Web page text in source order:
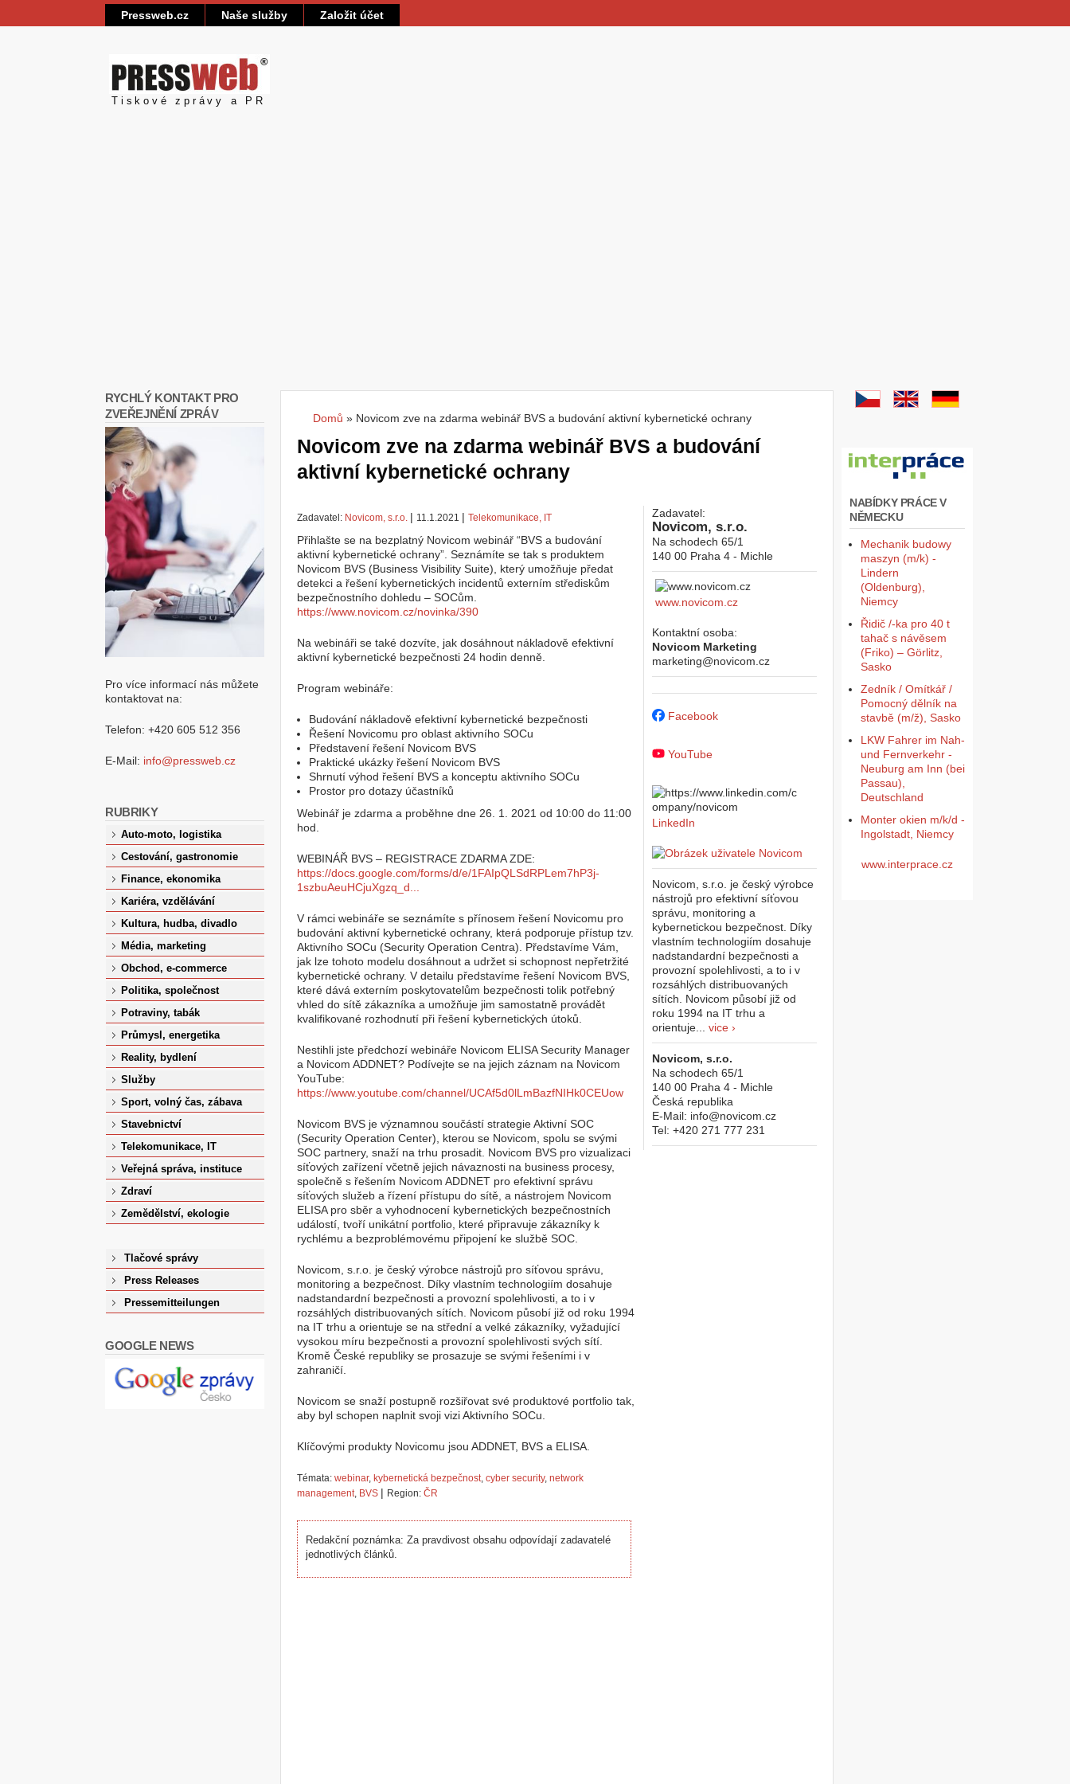
Pressweb.cz Naše služby Založit účet
Pressweb
Tiskové zprávy a PR
Jste zde
Domů » Novicom zve na zdarma webinář BVS a budování aktivní kybernetické ochrany
Novicom zve na zdarma webinář BVS a budování
aktivní kybernetické ochrany
Zadavatel: Novicom, s.r.o. | 11.1.2021 | Telekomunikace, IT
Přihlašte se na bezplatný Novicom webinář “BVS a budování
aktivní kybernetické ochrany”. Seznámíte se tak s produktem
Novicom BVS (Business Visibility Suite), který umožňuje předat
detekci a řešení kybernetických incidentů externím střediskům
bezpečnostního dohledu – SOCům.
https://www.novicom.cz/novinka/390
Na webináři se také dozvíte, jak dosáhnout nákladově efektivní
aktivní kybernetické bezpečnosti 24 hodin denně.
Program webináře:
Budování nákladově efektivní kybernetické bezpečnosti
Řešení Novicomu pro oblast aktivního SOCu
Představení řešení Novicom BVS
Praktické ukázky řešení Novicom BVS
Shrnutí výhod řešení BVS a konceptu aktivního SOCu
Prostor pro dotazy účastníků
Webinář je zdarma a proběhne dne 26. 1. 2021 od 10:00 do 11:00
hod.
WEBINÁŘ BVS – REGISTRACE ZDARMA ZDE:
https://docs.google.com/forms/d/e/1FAIpQLSdRPLem7hP3j-
1szbuAeuHCjuXgzq_d...
V rámci webináře se seznámíte s přínosem řešení Novicomu pro
budování aktivní kybernetické ochrany, která podporuje přístup tzv.
Aktivního SOCu (Security Operation Centra). Představíme Vám,
jak lze tohoto modelu dosáhnout a udržet si schopnost nepřetržité
kybernetické ochrany. V detailu představíme řešení Novicom BVS,
které dává externím poskytovatelům bezpečnosti tolik potřebný
vhled do sítě zákazníka a umožňuje jim samostatně provádět
kvalifikované rozhodnutí při řešení kybernetických útoků.
Nestihli jste předchozí webináře Novicom ELISA Security Manager
a Novicom ADDNET? Podívejte se na jejich záznam na Novicom
YouTube:
https://www.youtube.com/channel/UCAf5d0lLmBazfNIHk0CEUow
Novicom BVS je významnou součástí strategie Aktivní SOC
(Security Operation Center), kterou se Novicom, spolu se svými
SOC partnery, snaží na trhu prosadit. Novicom BVS pro vizualizaci
síťových zařízení včetně jejich návaznosti na business procesy,
společně s řešením Novicom ADDNET pro efektivní správu
síťových služeb a řízení přístupu do sítě, a nástrojem Novicom
ELISA pro sběr a vyhodnocení kybernetických bezpečnostních
událostí, tvoří unikátní portfolio, které připravuje zákazníky k
rychlému a bezproblémovému připojení ke službě SOC.
Novicom, s.r.o. je český výrobce nástrojů pro síťovou správu,
monitoring a bezpečnost. Díky vlastním technologiím dosahuje
nadstandardní bezpečnosti a provozní spolehlivosti, a to i v
rozsáhlých distribuovaných sítích. Novicom působí již od roku 1994
na IT trhu a orientuje se na střední a velké zákazníky, vyžadující
vysokou míru bezpečnosti a provozní spolehlivosti svých sítí.
Kromě České republiky se prosazuje se svými řešeními i v
zahraničí.
Novicom se snaží postupně rozšiřovat své produktové portfolio tak,
aby byl schopen naplnit svoji vizi Aktivního SOCu.
Klíčovými produkty Novicomu jsou ADDNET, BVS a ELISA.
Témata: webinar, kybernetická bezpečnost, cyber security, network
management, BVS | Region: ČR
Redakční poznámka: Za pravdivost obsahu odpovídají zadavatelé
jednotlivých článků.
Zadavatel:
Novicom, s.r.o.
Na schodech 65/1
140 00 Praha 4 - Michle
www.novicom.cz
Kontaktní osoba:
Novicom Marketing
marketing@novicom.cz
Facebook
YouTube
LinkedIn
Novicom, s.r.o. je český výrobce
nástrojů pro efektivní síťovou
správu, monitoring a
kybernetickou bezpečnost. Díky
vlastním technologiím dosahuje
nadstandardní bezpečnosti a
provozní spolehlivosti, a to i v
rozsáhlých distribuovaných
sítích. Novicom působí již od
roku 1994 na IT trhu a
orientuje...vice ›
Novicom, s.r.o.
Na schodech 65/1
140 00 Praha 4 - Michle
Česká republika
E-Mail: info@novicom.cz
Tel:+420 271 777 231
RYCHLÝ KONTAKT PRO
ZVEŘEJNĚNÍ ZPRÁV
Pro více informací nás můžete
kontaktovat na:
Telefon: +420 605 512 356
E-Mail: info@pressweb.cz
RUBRIKY
Auto-moto, logistika
Cestování, gastronomie
Finance, ekonomika
Kariéra, vzdělávání
Kultura, hudba, divadlo
Média, marketing
Obchod, e-commerce
Politika, společnost
Potraviny, tabák
Průmysl, energetika
Reality, bydlení
Služby
Sport, volný čas, zábava
Stavebnictví
Telekomunikace, IT
Veřejná správa, instituce
Zdraví
Zemědělství, ekologie
Tlačové správy
Press Releases
Pressemitteilungen
GOOGLE NEWS
NABÍDKY PRÁCE V
NĚMECKU
Mechanik budowy
maszyn (m/k) -
Lindern
(Oldenburg),
Niemcy
Řidič /-ka pro 40 t
tahač s návěsem
(Friko) – Görlitz,
Sasko
Zedník / Omítkář /
Pomocný dělník na
stavbě (m/ž), Sasko
LKW Fahrer im Nah-
und Fernverkehr -
Neuburg am Inn (bei
Passau),
Deutschland
Monter okien m/k/d -
Ingolstadt, Niemcy
www.interprace.cz